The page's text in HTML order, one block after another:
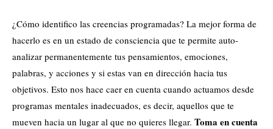
¿Cómo identifico las creencias programadas? La mejor forma de
hacerlo es en un estado de consciencia que te permite auto-
analizar permanentemente tus pensamientos, emociones,
palabras, y acciones y si estas van en dirección hacia tus
objetivos. Esto nos hace caer en cuenta cuando actuamos desde
programas mentales inadecuados, es decir, aquellos que te
mueven hacia un lugar al que no quieres llegar. Toma en cuenta